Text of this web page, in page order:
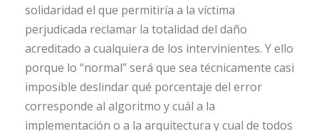
solidaridad el que permitiría a la víctima
perjudicada reclamar la totalidad del daño
acreditado a cualquiera de los intervinientes. Y ello
porque lo “normal” será que sea técnicamente casi
imposible deslindar qué porcentaje del error
corresponde al algoritmo y cuál a la
implementación o a la arquitectura y cual de todos